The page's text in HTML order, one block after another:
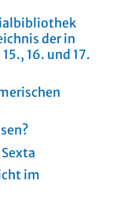
der in
16. und 17.
im